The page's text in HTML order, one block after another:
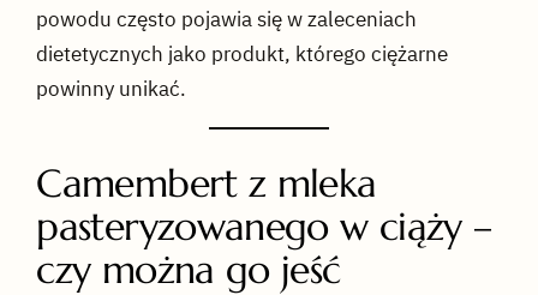
powodu często pojawia się w zaleceniach
dietetycznych jako produkt, którego ciężarne
powinny unikać.
Camembert z mleka
pasteryzowanego w ciąży –
czy można go jeść